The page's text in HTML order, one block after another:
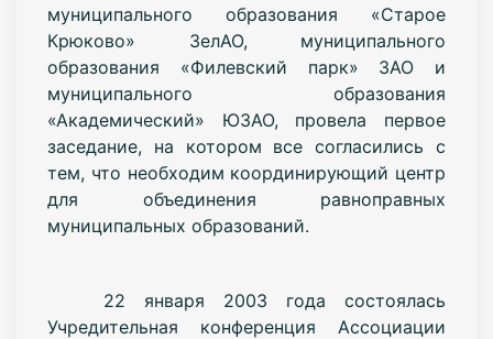
муниципального образования «Старое
Крюково» ЗелАО, муниципального
образования «Филевский парк» ЗАО и
муниципального образования
«Академический» ЮЗАО, провела первое
заседание, на котором все согласились с
тем, что необходим координирующий центр
для объединения равноправных
муниципальных образований.
22 января 2003 года состоялась
Учредительная конференция Ассоциации